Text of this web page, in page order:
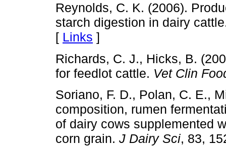
Reynolds, C. K. (2006).
starch digestion in dairy
[ Links ]
Richards, C. J., Hicks, B.
for feedlot cattle. Vet Clin
Soriano, F. D., Polan, C. E.,
composition, rumen
of dairy cows supplemented
corn grain. J Dairy Sci, 83,